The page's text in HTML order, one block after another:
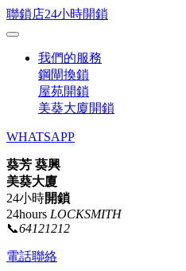
聯鎖店24小時開鎖
我們的服務
鋼閘換鎖
屋苑開鎖
美葵大廈開鎖
WHATSAPP
葵芳 葵興
美葵大廈
24小時開鎖
24hours LOCKSMITH
📞64121212
電話聯絡